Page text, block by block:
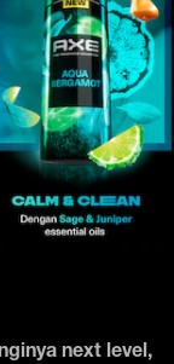
next level,